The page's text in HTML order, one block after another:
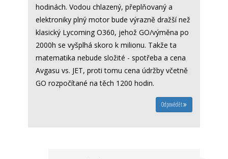
hodinách. Vodou chlazený, přeplňovaný a
elektroniky plný motor bude výrazně dražší než
klasický Lycoming O360, jehož GO/výměna po
2000h se vyšplhá skoro k milionu. Takže ta
matematika nebude složité - spotřeba a cena
Avgasu vs. JET, proti tomu cena údržby včetně
GO rozpočítané na těch 1200 hodin.
Odpovědět